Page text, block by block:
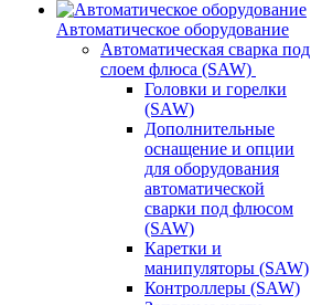
Автоматическое оборудование
Автоматическая сварка под
слоем флюса (SAW)
Головки и горелки
(SAW)
Дополнительные
оснащение и опции
для оборудования
автоматической
сварки под флюсом
(SAW)
Каретки и
манипуляторы (SAW)
Контроллеры (SAW)